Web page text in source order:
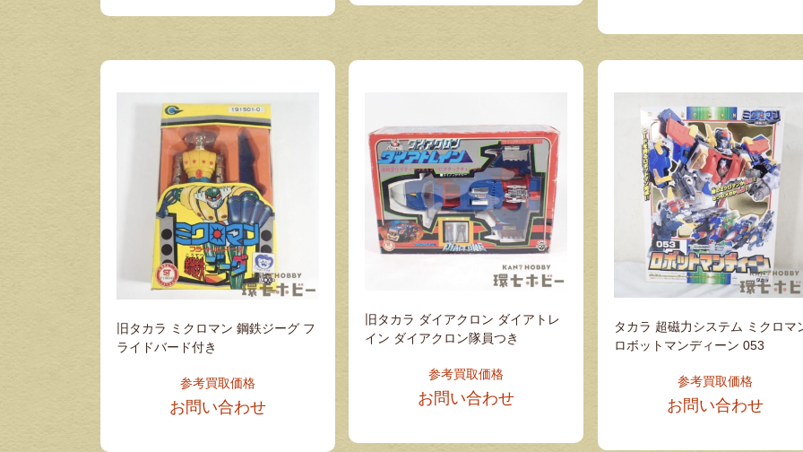
旧タカラ ミクロマン 鋼鉄ジーグ フ
ライドバード付き
参考買取価格
お問い合わせ
旧タカラ ダイアクロン ダイアトレ
イン ダイアクロン隊員つき
参考買取価格
お問い合わせ
タカラ 超磁力システム ミクロマ
ロボットマンディーン 053
参考買取価格
お問い合わせ